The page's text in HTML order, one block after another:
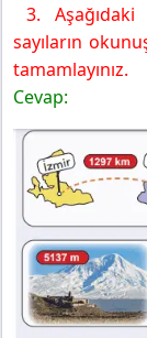
3. Aşağıdaki
sayıların
tamamlayınız.
Cevap: